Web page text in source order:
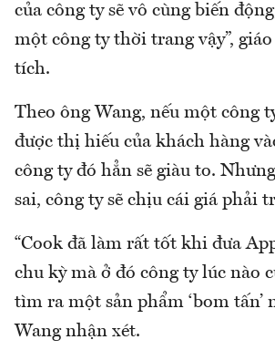
của công ty sẽ vô cùng biến
một công ty thời trang vậy”,
tích.
Theo ông Wang, nếu một công
được thị hiếu của khách hàng
công ty đó hẳn sẽ giàu to.
sai, công ty sẽ chịu cái giá phải
“Cook đã làm rất tốt khi đưa
chu kỳ mà ở đó công ty lúc nào
tìm ra một sản phẩm ‘bom tấn’
Wang nhận xét.